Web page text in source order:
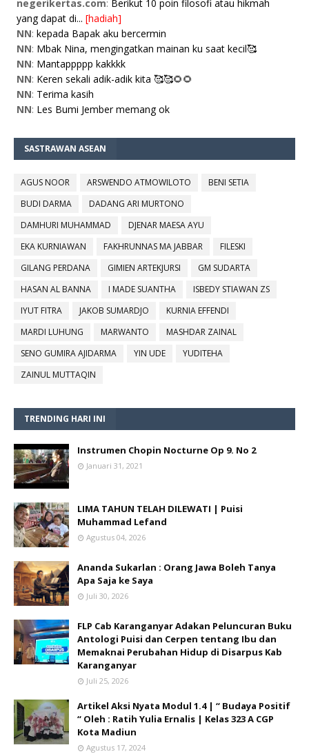
negerikertas.com: Berikut 10 poin filosofi atau hikmah
yang dapat di... [hadiah]
NN: kepada Bapak aku bercermin
NN: Mbak Nina, mengingatkan mainan ku saat kecil🥰
NN: Mantappppp kakkkk
NN: Keren sekali adik-adik kita 🥰🥰🌻🌻
NN: Terima kasih
NN: Les Bumi Jember memang ok
SASTRAWAN ASEAN
AGUS NOOR ARSWENDO ATMOWILOTO
BENI SETIA
BUDI DARMA
DADANG ARI MURTONO
DAMHURI MUHAMMAD
DJENAR MAESA AYU
EKA KURNIAWAN
FAKHRUNNAS MA JABBAR
FILESKI
GILANG PERDANA
GIMIEN ARTEKJURSI
GM SUDARTA
HASAN AL BANNA
I MADE SUANTHA
ISBEDY STIAWAN ZS
IYUT FITRA
JAKOB SUMARDJO
KURNIA EFFENDI
MARDI LUHUNG
MARWANTO
MASHDAR ZAINAL
SENO GUMIRA AJIDARMA
YIN UDE
YUDITEHA
ZAINUL MUTTAQIN
TRENDING HARI INI
Instrumen Chopin Nocturne Op 9. No 2
Januari 31, 2021
LIMA TAHUN TELAH DILEWATI | Puisi
Muhammad Lefand
Agustus 04, 2026
Ananda Sukarlan : Orang Jawa Boleh Tanya
Apa Saja ke Saya
Juli 30, 2026
FLP Cab Karanganyar Adakan Peluncuran Buku
Antologi Puisi dan Cerpen tentang Ibu dan
Memaknai Perubahan Hidup di Disarpus Kab
Karanganyar
Juli 25, 2026
Artikel Aksi Nyata Modul 1.4 | “ Budaya Positif
“ Oleh : Ratih Yulia Ernalis | Kelas 323 A CGP
Kota Madiun
Agustus 17, 2024